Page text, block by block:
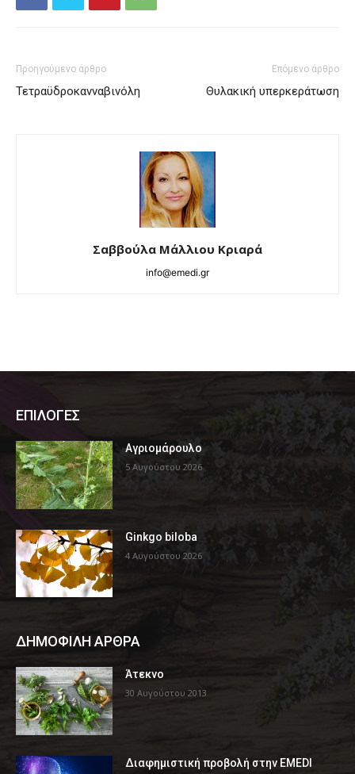
Προηγούμενο άρθρο
Τετραϋδροκανναβινόλη
Επόμενο άρθρο
Θυλακική υπερκεράτωση
Σαββούλα Μάλλιου Κριαρά
info@emedi.gr
ΕΠΙΛΟΓΕΣ
Αγριομάρουλο
5 Αυγούστου 2026
Ginkgo biloba
4 Αυγούστου 2026
ΔΗΜΟΦΙΛΗ ΑΡΘΡΑ
Άτεκνο
30 Αυγούστου 2013
Διαφημιστική προβολή στην EMEDI